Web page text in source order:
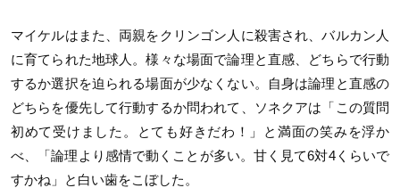
マイケルはまた、両親をクリンゴン人に殺害され、バルカン人
に育てられた地球人。様々な場面で論理と直感、どちらで行動
するか選択を迫られる場面が少なくない。自身は論理と直感の
どちらを優先して行動するか問われて、ソネクアは「この質問
初めて受けました。とても好きだわ！」と満面の笑みを浮か
べ、「論理より感情で動くことが多い。甘く見て6対4くらいで
すかね」と白い歯をこぼした。